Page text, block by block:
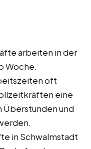
arbeiten in der
Woche.
oft
eine
Überstunden und
in Schwalmstadt